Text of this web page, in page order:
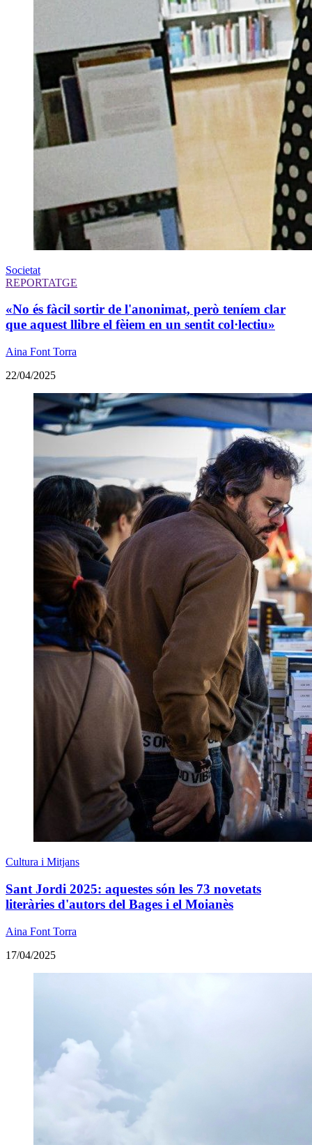
Societat
REPORTATGE
«No és fàcil sortir de l'anonimat, però teníem clar
que aquest llibre el fèiem en un sentit col·lectiu»
Aina Font Torra
22/04/2025
Cultura i Mitjans
Sant Jordi 2025: aquestes són les 73 novetats
literàries d'autors del Bages i el Moianès
Aina Font Torra
17/04/2025